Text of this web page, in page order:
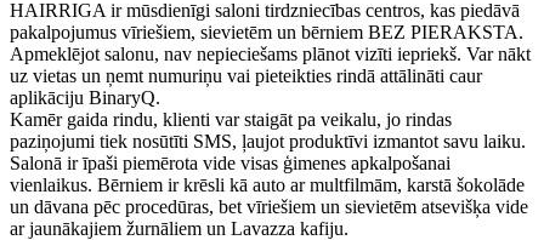
HAIRRIGA ir mūsdienīgi saloni tirdzniecības centros, kas piedāvā
pakalpojumus vīriešiem, sievietēm un bērniem BEZ PIERAKSTA.
Apmeklējot salonu, nav nepieciešams plānot vizīti iepriekš. Var nākt
uz vietas un ņemt numuriņu vai pieteikties rindā attālināti caur
aplikāciju BinaryQ.
Kamēr gaida rindu, klienti var staigāt pa veikalu, jo rindas
paziņojumi tiek nosūtīti SMS, ļaujot produktīvi izmantot savu laiku.
Salonā ir īpaši piemērota vide visas ģimenes apkalpošanai
vienlaikus. Bērniem ir krēsli kā auto ar multfilmām, karstā šokolāde
un dāvana pēc procedūras, bet vīriešiem un sievietēm atsevišķa vide
ar jaunākajiem žurnāliem un Lavazza kafiju.